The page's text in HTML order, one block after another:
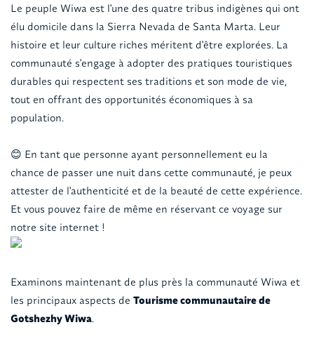
Le peuple Wiwa est l'une des quatre tribus indigènes qui ont
élu domicile dans la Sierra Nevada de Santa Marta. Leur
histoire et leur culture riches méritent d'être explorées. La
communauté s'engage à adopter des pratiques touristiques
durables qui respectent ses traditions et son mode de vie,
tout en offrant des opportunités économiques à sa
population.
😊 En tant que personne ayant personnellement eu la
chance de passer une nuit dans cette communauté, je peux
attester de l'authenticité et de la beauté de cette expérience.
Et vous pouvez faire de même en réservant ce voyage sur
notre site internet !
Examinons maintenant de plus près la communauté Wiwa et
les principaux aspects de Tourisme communautaire de
Gotshezhy Wiwa.